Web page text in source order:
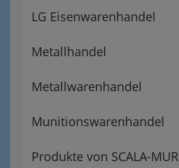
LG Eisenwarenhandel
Metallhandel
Metallwarenhandel
Munitionswarenhandel
Produkte von SCALA-